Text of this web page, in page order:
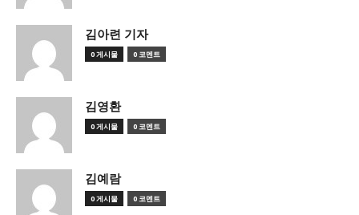
김아련 기자
0 게시물 0 코멘트
김영환
0 게시물 0 코멘트
김예람
0 게시물 0 코멘트